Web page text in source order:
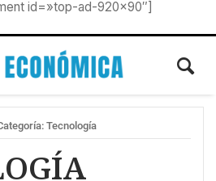
id=»top-ad-920×90″]
Tecnología